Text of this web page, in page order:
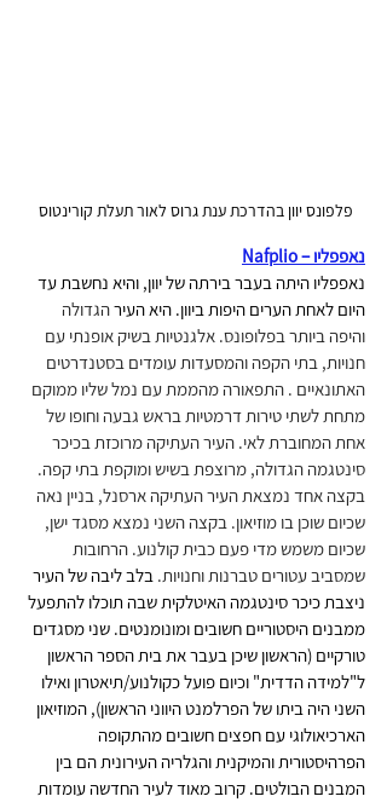
פלפונס יוון בהדרכת ענת גרוס לאור תעלת קורינטוס
נאפפליו – Nafplio
נאפפליו היתה בעבר בירתה של יוון, והיא נחשבת עד
היום לאחת הערים היפות ביוון. היא העיר הגדולה
והיפה ביותר בפלופונס. אלגנטיות בשיק אופנתי עם
חנויות, בתי הקפה והמסעדות עומדים בסטנדרטים
האתונאיים . התפאורה מהממת עם נמל שליו ממוקם
מתחת לשתי טירות דרמטיות בראש גבעה וחופו של
אחת המחוברת לאי. העיר העתיקה מרוכזת בכיכר
סינטגמה הגדולה, מרוצפת בשיש ומוקפת בתי קפה.
בקצה אחד נמצאת העיר העתיקה ארסנל, בניין נאה
שכיום שוכן בו מוזיאון. בקצה השני נמצא מסגד ישן,
שכיום משמש מדי פעם כבית קולנוע. הרחובות
שמסביב עטורים טברנות וחנויות. בלב ליבה של העיר
ניצבת כיכר סינטגמה האיטלקית שבה תוכלו להתפעל
ממבנים היסטוריים חשובים ומונומנטים. שני מסגדים
טורקיים (הראשון שיכן בעבר את בית הספר הראשון
ל"למידה הדדית" וכיום פועל כקולנוע/תיאטרון ואילו
השני היה ביתו של הפרלמנט היווני הראשון), המוזיאון
הארכיאולוגי עם חפצים חשובים מהתקופה
הפרהיסטורית והמיקנית והגלריה העירונית הם בין
המבנים הבולטים. קרוב מאוד לעיר החדשה עומדות